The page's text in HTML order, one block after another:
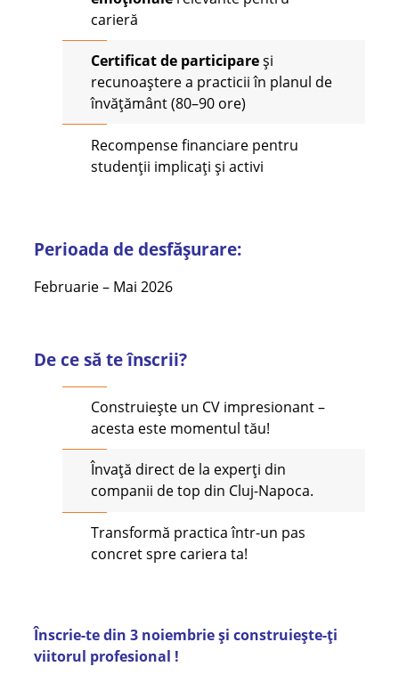
carieră
Certificat de participareși
recunoaștere a practicii în planul de
învățământ (80–90 ore)
Recompense financiare pentru
studenții implicați și activi
Perioada de desfășurare:
Februarie – Mai 2026
De ce să te înscrii?
Construiește un CV impresionant –
acesta este momentul tău!
Învață direct de la experți din
companii de top din Cluj-Napoca.
Transformă practica într-un pas
concret spre cariera ta!
Înscrie-te din 3 noiembrie și construiește-ți
viitorul profesional !